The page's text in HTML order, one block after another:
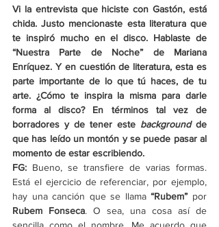
Vi la entrevista que hiciste con Gastón, está
chida. Justo mencionaste esta literatura que
te inspiró mucho en el disco. Hablaste de
“Nuestra Parte de Noche” de Mariana
Enríquez. Y en cuestión de literatura, esta es
parte importante de lo que tú haces, de tu
arte. ¿Cómo te inspira la misma para darle
forma al disco? En términos tal vez de
borradores y de tener este background de
que has leído un montón y se puede pasar al
momento de estar escribiendo.
FG: Bueno, se transfiere de varias formas.
Está el ejercicio de referenciar, por ejemplo,
hay una canción que se llama “Rubem”
Rubem Fonseca. O sea, una cosa así de